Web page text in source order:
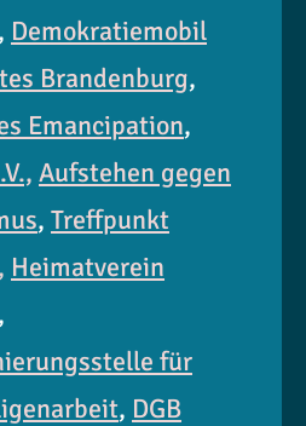
Demokratiemobil
Brandenburg,
Emancipation,
Aufstehen gegen
, Treffpunkt
Heimatverein
für
, DGB